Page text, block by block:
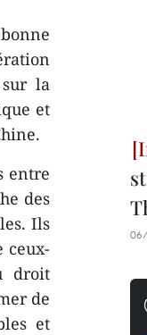
la
et
entre
des
Ils
ceux-
droit
de
et